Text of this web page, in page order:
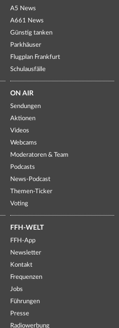
A5 News
A661 News
Günstig tanken
Parkhäuser
Flugplan Frankfurt
Schulausfälle
ON AIR
Sendungen
Aktionen
Videos
Webcams
Moderatoren & Team
Podcasts
News-Podcast
Themen-Ticker
Voting
FFH-WELT
FFH-App
Newsletter
Kontakt
Frequenzen
Jobs
Führungen
Presse
Radiowerbung